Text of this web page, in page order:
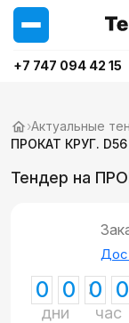
+7 747 094 42 15
›Актуальные
ПРОКАТ КРУГ.
Тендер на
0 0
дни
0 0
час